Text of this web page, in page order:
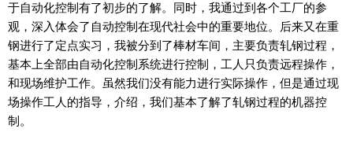
于自动化控制有了初步的了解。同时，我通过到各个工厂的参
观，深入体会了自动控制在现代社会中的重要地位。后来又在重
钢进行了定点实习，我被分到了棒材车间，主要负责轧钢过程，
基本上全部由自动化控制系统进行控制，工人只负责远程操作，
和现场维护工作。虽然我们没有能力进行实际操作，但是通过现
场操作工人的指导，介绍，我们基本了解了轧钢过程的机器控
制。